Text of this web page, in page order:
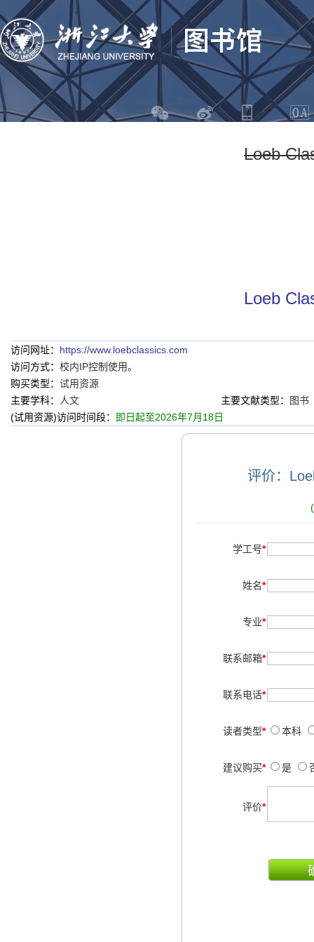
Loeb
Loeb
访问网址： https://www.loebclassics.com
访问方式： 校内IP控制使用。
购买类型： 试用资源
主要学科： 人文 主要文献类型：
图书
(试用资源)访问时间段：
即日起至2026年7月18日
评价：
学工号*
姓名*
专业*
联系邮箱*
联系电话*
读者类型* 本科
建议购买* 是
评价*